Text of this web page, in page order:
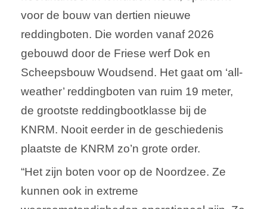
voor de bouw van dertien nieuwe
reddingboten. Die worden vanaf 2026
gebouwd door de Friese werf Dok en
Scheepsbouw Woudsend. Het gaat om ‘all-
weather’ reddingboten van ruim 19 meter,
de grootste reddingbootklasse bij de
KNRM. Nooit eerder in de geschiedenis
plaatste de KNRM zo’n grote order.
“Het zijn boten voor op de Noordzee. Ze
kunnen ook in extreme